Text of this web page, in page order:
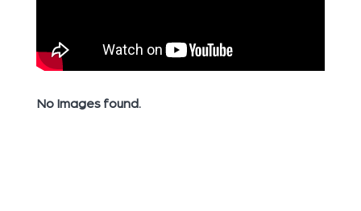
No Images found.